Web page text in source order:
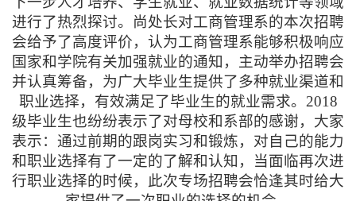
进行了热烈探讨。尚处长对工商管理系的本次招聘
会给予了高度评价，认为工商管理系能够积极响应
国家和学院有关加强就业的通知，主动举办招聘会
并认真筹备，为广大毕业生提供了多种就业渠道和
职业选择，有效满足了毕业生的就业需求。 2018
级毕业生也纷纷表示了对母校和系部的感谢，大家
表示：通过前期的跟岗实习和锻炼，对自己的能力
和职业选择有了一定的了解和认知，当面临再次进
行职业选择的时候，此次专场招聘会恰逢其时给大